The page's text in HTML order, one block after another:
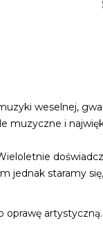
weselnej,
muzyczne i
jednak staramy
oprawę artystyczną.